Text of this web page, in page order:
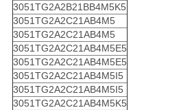
3051TG2A2B21BB4M5K5
3051TG2A2C21AB4M5
3051TG2A2C21AB4M5
3051TG2A2C21AB4M5E5
3051TG2A2C21AB4M5E5
3051TG2A2C21AB4M5I5
3051TG2A2C21AB4M5I5
3051TG2A2C21AB4M5K5